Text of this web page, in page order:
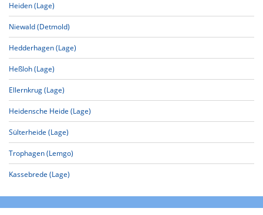
Heiden (Lage)
Niewald (Detmold)
Hedderhagen (Lage)
Heßloh (Lage)
Ellernkrug (Lage)
Heidensche Heide (Lage)
Sülterheide (Lage)
Trophagen (Lemgo)
Kassebrede (Lage)